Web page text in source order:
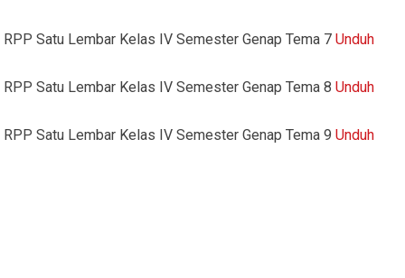
RPP Satu Lembar Kelas IV Semester Genap Tema 7Unduh
RPP Satu Lembar Kelas IV Semester Genap Tema 8Unduh
RPP Satu Lembar Kelas IV Semester Genap Tema 9Unduh